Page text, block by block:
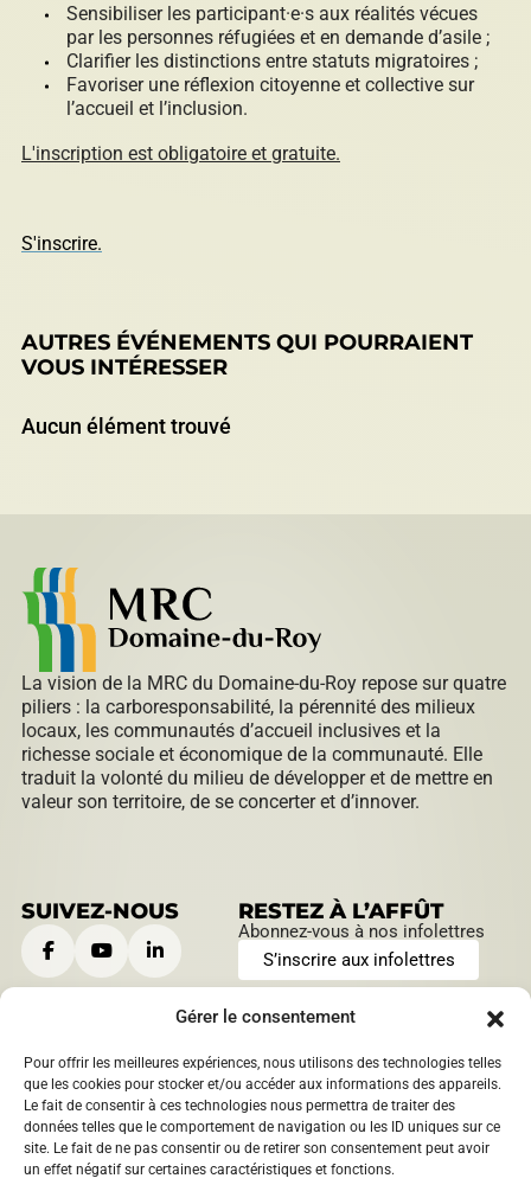
Gérer le consentement
Pour offrir les meilleures expériences, nous utilisons des technologies telles
que les cookies pour stocker et/ou accéder aux informations des appareils.
Le fait de consentir à ces technologies nous permettra de traiter des
données telles que le comportement de navigation ou les ID uniques sur ce
site. Le fait de ne pas consentir ou de retirer son consentement peut avoir
un effet négatif sur certaines caractéristiques et fonctions.
Vente pour non-paiement de taxes
Sensibiliser les participant·e·s aux réalités vécues
par les personnes réfugiées et en demande d’asile ;
Clarifier les distinctions entre statuts migratoires ;
Favoriser une réflexion citoyenne et collective sur
l’accueil et l’inclusion.
L'inscription est obligatoire et gratuite.
S'inscrire.
AUTRES ÉVÉNEMENTS QUI POURRAIENT
VOUS INTÉRESSER
Aucun élément trouvé
La vision de la MRC du Domaine-du-Roy repose sur quatre
piliers : la carboresponsabilité, la pérennité des milieux
locaux, les communautés d’accueil inclusives et la
richesse sociale et économique de la communauté. Elle
traduit la volonté du milieu de développer et de mettre en
valeur son territoire, de se concerter et d’innover.
SUIVEZ-NOUS RESTEZ À L’AFFÛT
Abonnez-vous à nos infolettres
S’inscrire aux infolettres
CONTACTEZ-NOUS
901, boulevard Saint-Joseph
Roberval, Québec,Canada
1209 boulevard Sacré-Coeur
Saint-Félicien, Québec,
HEURES D’OUVERTURE
Lundi au jeudi:
9 h à 12 h | 13 h à 16 h
Vendredi:
9 h à 12 h